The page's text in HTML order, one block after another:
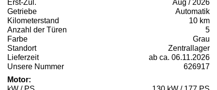
Erst-Zul.
Aug / 2026
Getriebe
Automatik
Kilometerstand
10 km
Anzahl der Türen
5
Farbe
Grau
Standort
Zentrallager
Lieferzeit
ab ca. 06.11.2026
Unsere Nummer
626917
Motor: